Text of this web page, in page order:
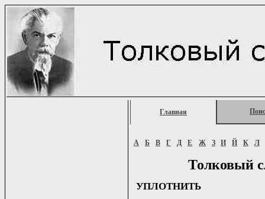
Главная
А Б В Г Д Е Ж З И Й К Л
Толковый
УПЛОТНИТЬ